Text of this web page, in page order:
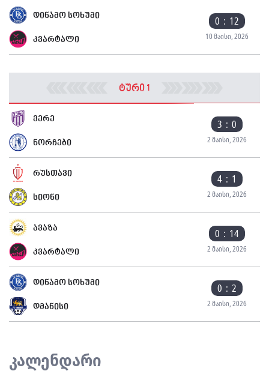
დინამო სოხუმი 0 : 12
10 მაისი, 2026
კვარტალი
ტური 1
ვერე 3 : 0
2 მაისი, 2026
ნორჩები
რუსთავი 4 : 1
2 მაისი, 2026
სიონი
ავაზა 0 : 14
2 მაისი, 2026
კვარტალი
დინამო სოხუმი 0 : 2
2 მაისი, 2026
დმანისი
კალენდარი